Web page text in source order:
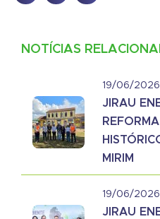
NOTÍCIAS
19/06/2026
JIRAU
MIRIM
19/06/2026
JIRAU